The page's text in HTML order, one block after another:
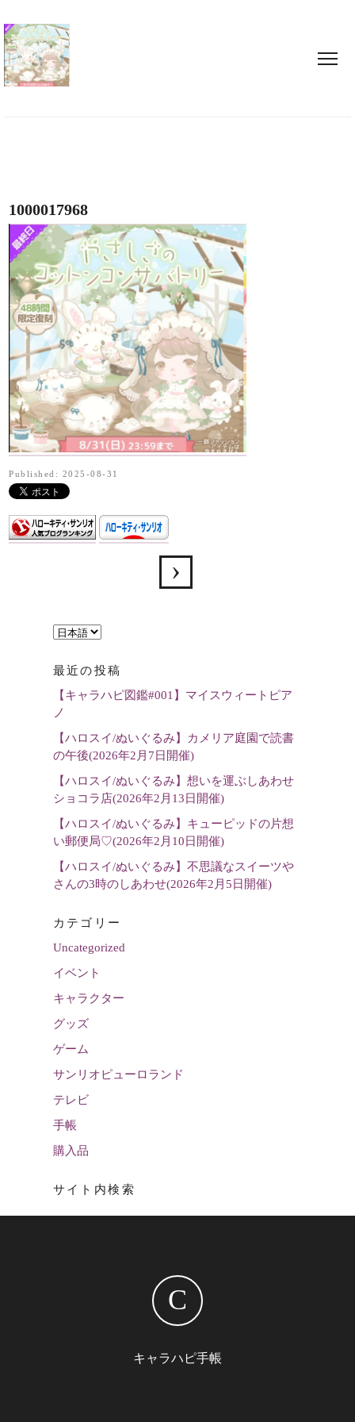
1000017968
Published: 2025-08-31
言
を
選
最近の投稿
【キャラハピ図鑑#001】マイスウィートピア
ノ
【ハロスイ/ぬいぐるみ】カメリア庭園で読書
の午後(2026年2月7日開催)
【ハロスイ/ぬいぐるみ】想いを運ぶしあわせ
ショコラ店(2026年2月13日開催)
【ハロスイ/ぬいぐるみ】キューピッドの片想
い郵便局♡(2026年2月10日開催)
【ハロスイ/ぬいぐるみ】不思議なスイーツや
さんの3時のしあわせ(2026年2月5日開催)
カテゴリー
Uncategorized
イベント
キャラクター
グッズ
ゲーム
サンリオピューロランド
テレビ
手帳
購入品
サイト内検索
C
キャラハピ手帳